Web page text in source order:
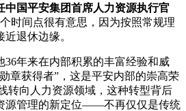
中国平安集团首席人力资源执行官
时间点很有意思，因为按照常规理
退休边缘。
36年来在内部积累的丰富经验和威
章获得者”，这是平安内部的崇高荣
转向人力资源领域，这种转型背后
源管理的新定位——不再仅仅是传统